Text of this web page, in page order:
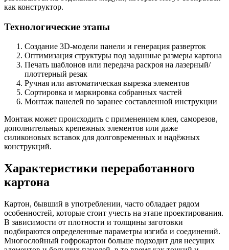
как конструктор.
Технологические этапы
Создание 3D-модели панели и генерация разверток
Оптимизация структуры под заданные размеры картона
Печать шаблонов или передача раскроя на лазерный/
плоттерный резак
Ручная или автоматическая вырезка элементов
Сортировка и маркировка собранных частей
Монтаж панелей по заранее составленной инструкции
Монтаж может происходить с применением клея, саморезов,
дополнительных крепежных элементов или даже
силиконовых вставок для долговременных и надёжных
конструкций.
Характеристики переработанного
картона
Картон, бывший в употреблении, часто обладает рядом
особенностей, которые стоит учесть на этапе проектирования.
В зависимости от плотности и толщины заготовки
подбираются определенные параметры изгиба и соединений.
Многослойный гофрокартон больше подходит для несущих